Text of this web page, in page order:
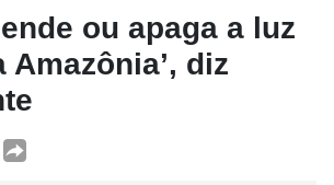
ou apaga a luz
Amazônia’, diz